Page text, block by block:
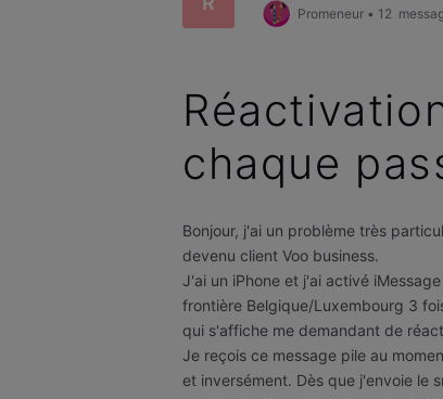
Promeneur• 12
chaque
Bonjour, j'ai un problème très
devenu client Voo business.
J'ai un iPhone et j'ai activé
frontière Belgique/Luxembourg 3
qui s'affiche me demandant de
Je reçois ce message pile au
et inversément. Dès que j'envoie le